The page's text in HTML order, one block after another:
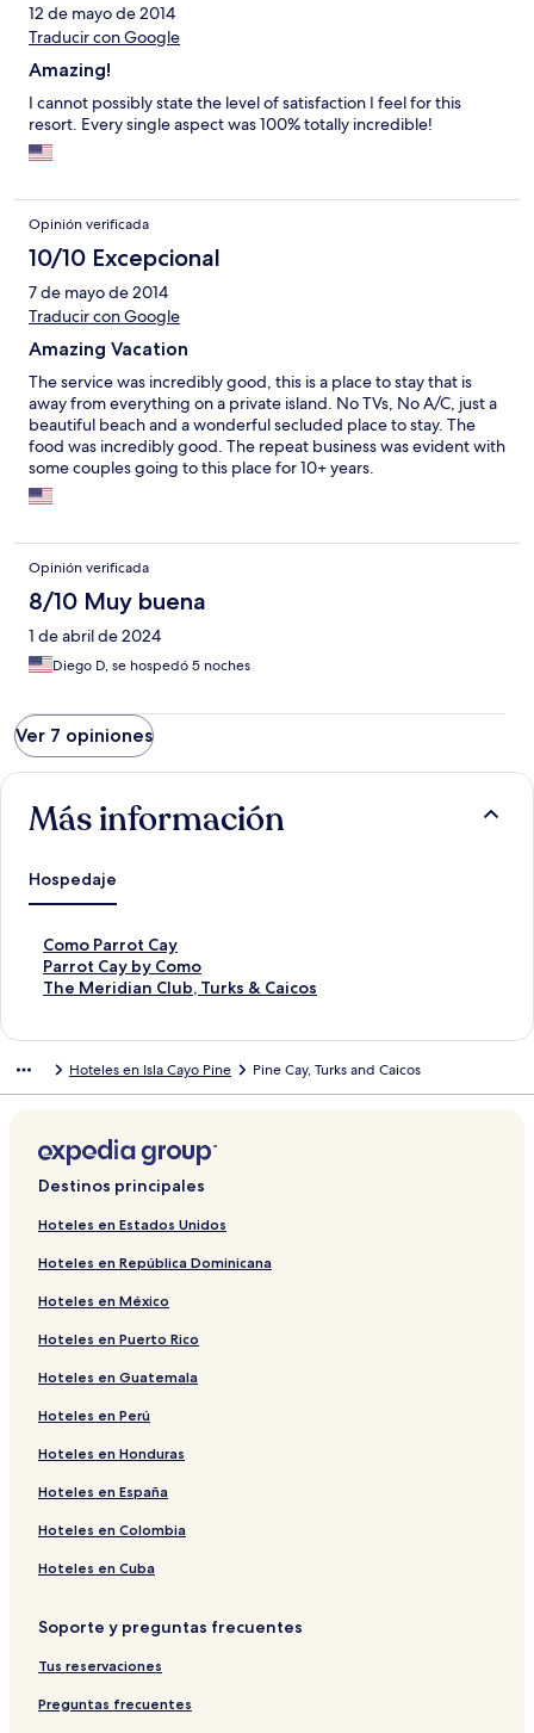
12 de mayo de 2014
Traducir con Google
Amazing!
I cannot possibly state the level of satisfaction I feel for this
resort. Every single aspect was 100% totally incredible!
Opinión verificada
10/10 Excepcional
7 de mayo de 2014
Traducir con Google
Amazing Vacation
The service was incredibly good, this is a place to stay that is
away from everything on a private island. No TVs, No A/C, just a
beautiful beach and a wonderful secluded place to stay. The
food was incredibly good. The repeat business was evident with
some couples going to this place for 10+ years.
Opinión verificada
8/10 Muy buena
1 de abril de 2024
Diego D, se hospedó 5 noches
Ver 7 opiniones
Más información
Hospedaje
Como Parrot Cay
E
n
l
a
a
b
i
l
p
á
g
i
a
e
o
m
o
P
r
t
C
a
Parrot Cay by Como
E
n
p
a
a
r
r
a
p
á
g
n
d
P
a
r
r
C
y
b
y
The Meridian Club, Turks & Caicos
E
e
r
a
b
i
l
a
p
á
i
a
e
T
h
e
r
d
i
a
Hoteles en Isla Cayo Pine Pine Cay, Turks and Caicos
Destinos principales
Hoteles en Estados Unidos
Hoteles en República Dominicana
Hoteles en México
Hoteles en Puerto Rico
Hoteles en Guatemala
Hoteles en Perú
Hoteles en Honduras
Hoteles en España
Hoteles en Colombia
Hoteles en Cuba
Soporte y preguntas frecuentes
Tus reservaciones
Preguntas frecuentes